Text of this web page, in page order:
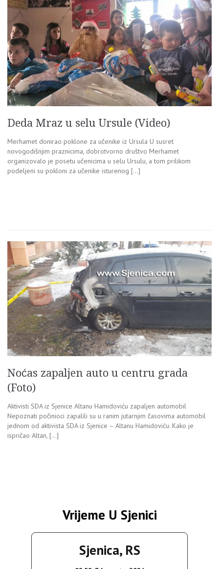
Deda Mraz u selu Ursule (Video)
Merhamet donirao poklone za učenike iz Ursula U susret
novogodišnjim praznicima, dobrotvorno društvo Merhamet
organizovalo je posetu učenicima u selu Ursulu, a tom prilikom
podeljeni su pokloni za učenike isturenog […]
Noćas zapaljen auto u centru grada
(Foto)
Aktivisti SDA iz Sjenice Altanu Hamidoviću zapaljen automobil
Nepoznati počinioci zapalili su u ranim jutarnjim časovima automobil
jednom od aktivista SDA iz Sjenice – Altanu Hamidoviću. Kako je
ispričao Altan, […]
Vrijeme U Sjenici
Sjenica, RS